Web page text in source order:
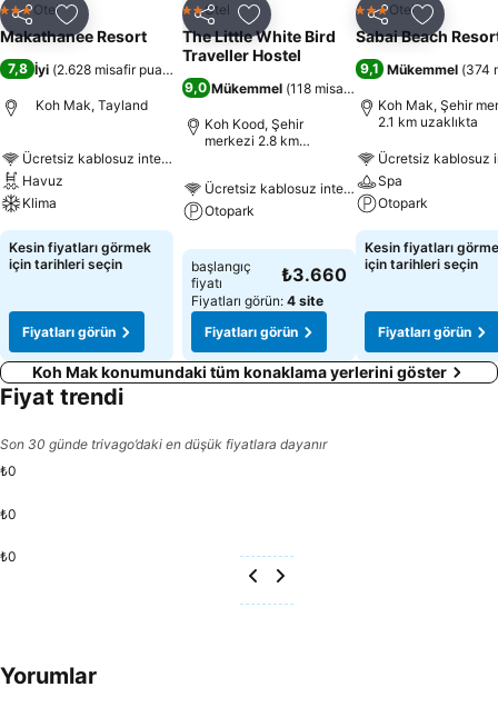
Paylaş Favorilerime ekle
3 YıldızOtel
Makathanee Resort
7,8 İyi (2.628 misafir puanı
Koh Mak, Tayland
Ücretsiz kablosuz internet
Havuz
Klima
Kesin fiyatları görmek
için tarihleri seçin
Fiyatları görün
Paylaş Favorilerime ekle
2 Yıldız
Otel
The Little White Bird
Traveller Hostel
9,0 Mükemmel (118 misafir puanı
Koh Kood, Şehir
merkezi 2.8 km
Ücretsiz kablosuz internet
Otopark
başlangıç
fiyatı
₺3.660
Fiyatları görün: 4 site
Fiyatları görün
Paylaş
3 YıldızOtel
Sabai Beach
9,1 Mükemmel (374
Koh Mak, Şehir
2.1 km uzaklıkta
Ücretsiz kablosuz
Spa
Otopark
Kesin fiyatları
için tarihleri seçin
Fiyatları görün
Koh Mak konumundaki tüm konaklama yerlerini göster
Fiyat trendi
Son 30 günde trivago’daki en düşük fiyatlara dayanır
₺0
₺0
₺0
Yorumlar